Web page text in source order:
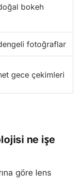
bokeh
fotoğraflar
gece çekimleri
ne işe
göre lens